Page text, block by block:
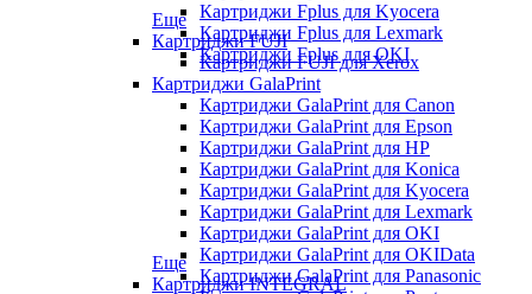
Картриджи Fplus для Kyocera
Картриджи Fplus для Lexmark
Картриджи Fplus для OKI
Еще
Картриджи FUJI
Картриджи FUJI для Xerox
Картриджи GalaPrint
Картриджи GalaPrint для Canon
Картриджи GalaPrint для Epson
Картриджи GalaPrint для HP
Картриджи GalaPrint для Konica
Картриджи GalaPrint для Kyocera
Картриджи GalaPrint для Lexmark
Картриджи GalaPrint для OKI
Картриджи GalaPrint для OKIData
Картриджи GalaPrint для Panasonic
Еще
Картриджи INTEGRAL